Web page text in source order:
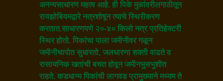
अनन्यसाधारण महत्व आहे. ही पिके मुळांवरीलगाठीतून
रायझोबियमद्वारे नत्रशोषून त्याचे स्थिरीकरण
करतात.साधारणपणे २०-४० किलो नत्र प्रतिहेक्टरी
स्थिर होतो. पिकांचा पाला जमीनीवर गळून
जमीनीचापोत सुधारतो, जलधारणा शक्ती वाढते व
रासायनिक खतांची बचत होवून जमीनभुसभुशीत
राहते. कडधान्य पिकांची लागवड प्रामुख्याने मध्यम ते